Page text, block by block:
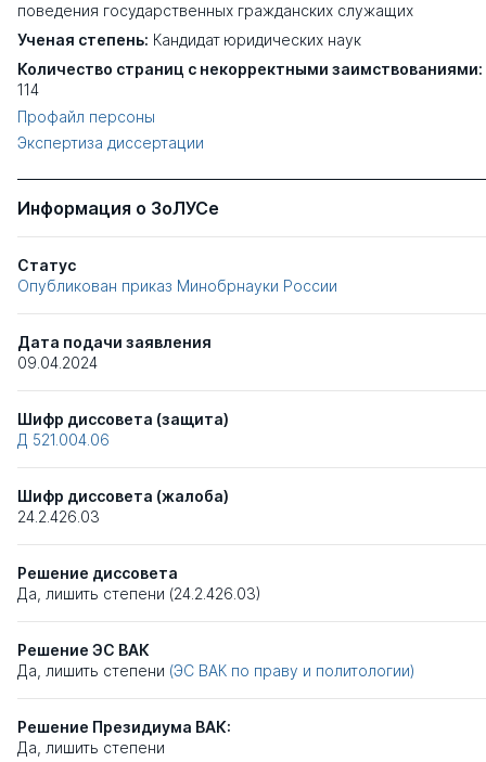
поведения государственных гражданских служащих
Ученая степень: Кандидат юридических наук
Количество страниц с некорректными заимствованиями:
114
Профайл персоны
Экспертиза диссертации
Информация о ЗоЛУСе
Статус
Опубликован приказ Минобрнауки России
Дата подачи заявления
09.04.2024
Шифр диссовета (защита)
Д 521.004.06
Шифр диссовета (жалоба)
24.2.426.03
Решение диссовета
Да, лишить степени (24.2.426.03)
Решение ЭС ВАК
Да, лишить степени (ЭС ВАК по праву и политологии)
Решение Президиума ВАК:
Да, лишить степени